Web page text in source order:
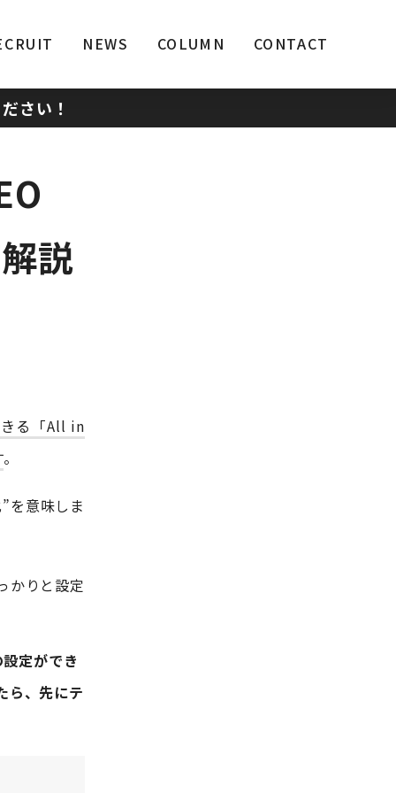
NEWS COLUMN CONTACT
さい！
説
る「All in
。
を意味しま
かりと設定
定ができ
ら、先にテ